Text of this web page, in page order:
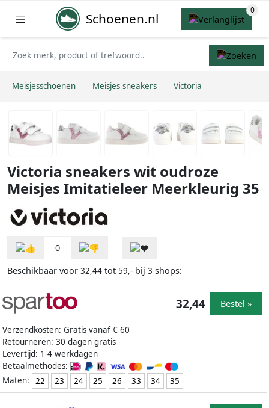
Schoenen.nl
Meisjesschoenen Meisjes sneakers Victoria
Victoria sneakers wit oudroze
Meisjes Imitatieleer Meerkleurig 35
0
Beschikbaar voor 32,44 tot 59,- bij 3 shops:
Verzendkosten: Gratis vanaf € 60
Retourneren: 30 dagen gratis
Levertijd: 1-4 werkdagen
Betaalmethodes:
Maten:
22 23 24 25 26 33 34 35
32,44 Bestel »